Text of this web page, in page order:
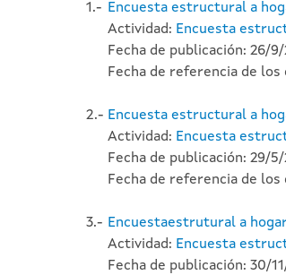
1.- Encuesta estructural a
Actividad: Encuesta
Fecha de publicación: 26/9/
Fecha de referencia de los
2.- Encuesta estructural a
Actividad: Encuesta
Fecha de publicación: 29/
Fecha de referencia de los
3.- Encuestaestrutural a
Actividad: Encuesta
Fecha de publicación: 30/